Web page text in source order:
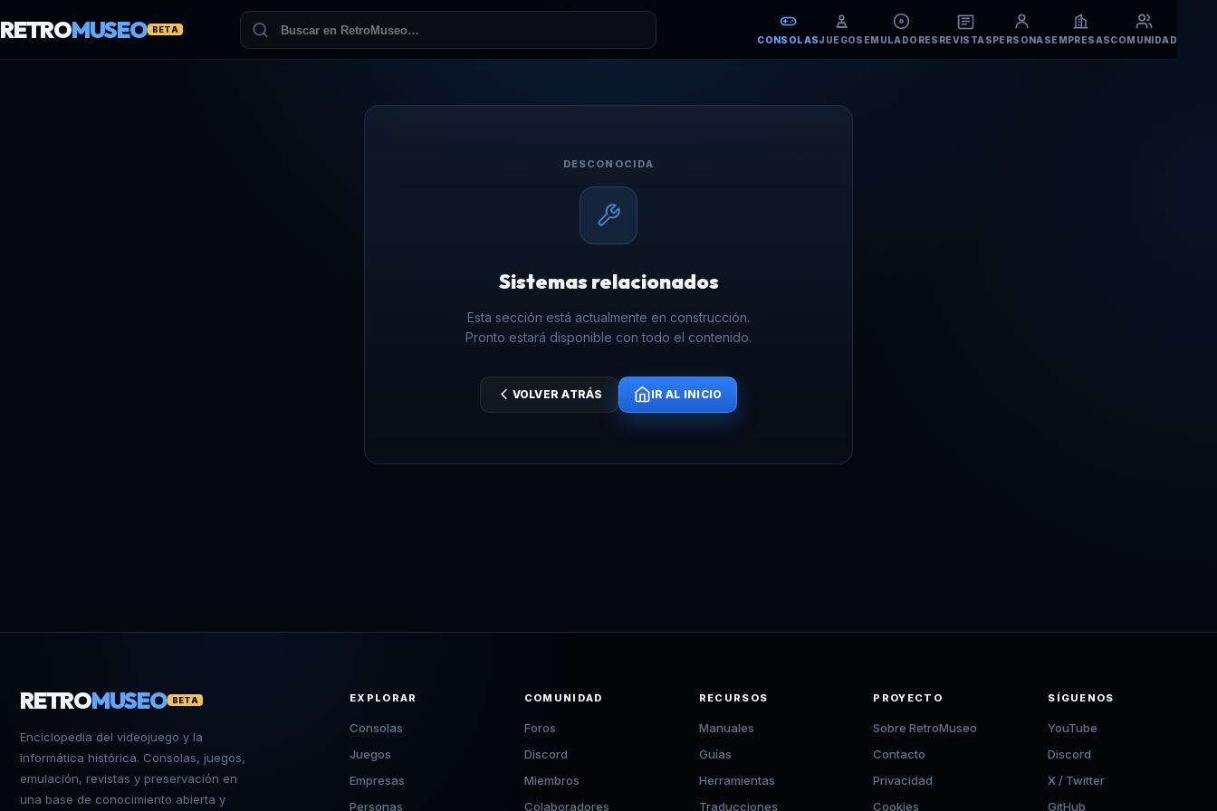
RETROMUSEO BETA
CONSOLASJUEGOS EMULADORES REVISTASPERSONASEMPRESASCOMUNIDAD
DESCONOCIDA
Sistemas relacionados
Esta sección está actualmente en construcción.
Pronto estará disponible con todo el contenido.
VOLVER ATRÁS IR AL INICIO
RETROMUSEO BETA
Enciclopedia del videojuego y la
informática histórica. Consolas, juegos,
emulación, revistas y preservación en
una base de conocimiento abierta y
EXPLORAR
Consolas
Juegos
Empresas
Personas
COMUNIDAD
Foros
Discord
Miembros
Colaboradores
RECURSOS
Manuales
Guías
Herramientas
Traducciones
PROYECTO
Sobre RetroMuseo
Contacto
Privacidad
Cookies
SÍGUENOS
YouTube
Discord
X / Twitter
GitHub